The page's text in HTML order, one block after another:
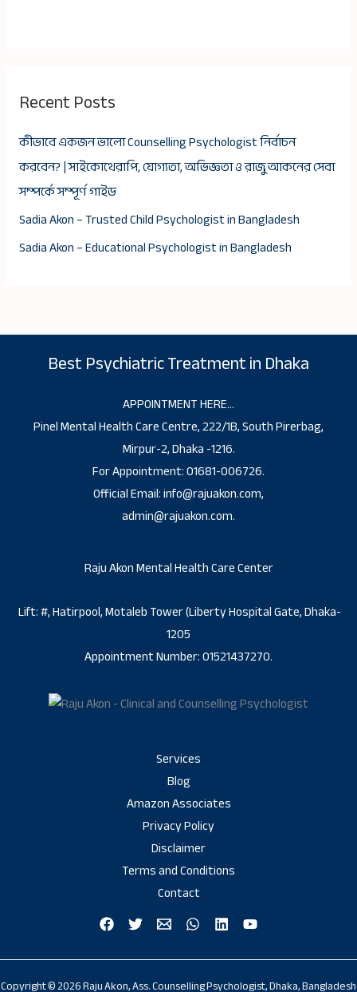
Recent Posts
কীভাবে একজন ভালো Counselling Psychologist নির্বাচন
করবেন? | সাইকোথেরাপি, যোগ্যতা, অভিজ্ঞতা ও রাজু আকনের সেবা
সম্পর্কে সম্পূর্ণ গাইড
Sadia Akon – Trusted Child Psychologist in Bangladesh
Sadia Akon – Educational Psychologist in Bangladesh
Best Psychiatric Treatment in Dhaka
APPOINTMENT HERE…
Pinel Mental Health Care Centre, 222/1B, South Pirerbag,
Mirpur-2, Dhaka -1216.
For Appointment: 01681-006726.
Official Email: info@rajuakon.com,
admin@rajuakon.com.
Raju Akon Mental Health Care Center
Lift: #, Hatirpool, Motaleb Tower (Liberty Hospital Gate, Dhaka-
1205
Appointment Number: 01521437270.
Services
Blog
Amazon Associates
Privacy Policy
Disclaimer
Terms and Conditions
Contact
Copyright © 2026 Raju Akon, Ass. Counselling Psychologist, Dhaka, Bangladesh